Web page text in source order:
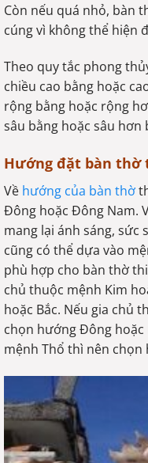
Còn nếu quá nhỏ, bàn
cúng vì không thể hiện
Theo quy tắc phong
chiều cao bằng hoặc
rộng bằng hoặc rộng
sâu bằng hoặc sâu hơn
Hướng đặt bàn thờ
Về hướng của bàn thờ
Đông hoặc Đông Nam.
mang lại ánh sáng, sức
cũng có thể dựa vào
phù hợp cho bàn thờ
chủ thuộc mệnh Kim
hoặc Bắc. Nếu gia chủ
chọn hướng Đông hoặc
mệnh Thổ thì nên chọn